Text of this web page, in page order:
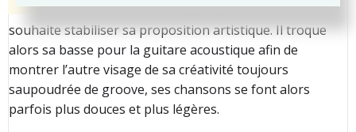
Toutefois, l’artiste solo
souhaite stabiliser sa proposition artistique. Il troque
alors sa basse pour la guitare acoustique afin de
montrer l’autre visage de sa créativité toujours
saupoudrée de groove, ses chansons se font alors
parfois plus douces et plus légères.